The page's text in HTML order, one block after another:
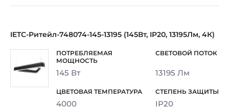
IETC-Ритейл-748074-145-13195 (145Вт, IP20, 13195Лм, 4К)
145 Вт 13195 Лм
4000 IP20